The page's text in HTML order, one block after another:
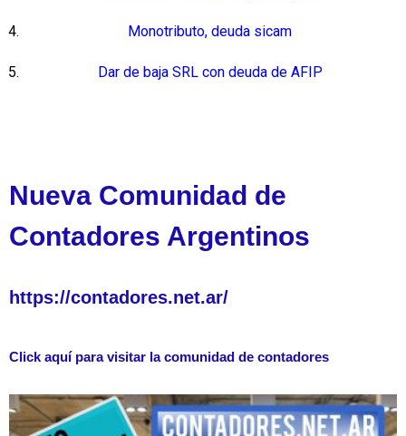
Monotributo, deuda sicam
Dar de baja SRL con deuda de AFIP
Nueva Comunidad de
Contadores Argentinos
https://contadores.net.ar/
Click aquí para visitar la comunidad de contadores